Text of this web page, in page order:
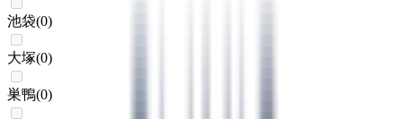
池袋(0)
大塚(0)
巣鴨(0)